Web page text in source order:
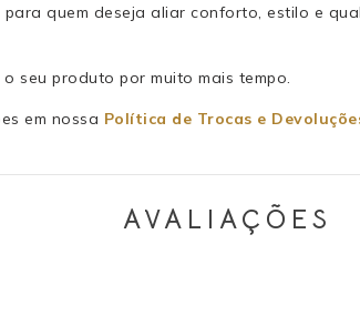
para quem deseja aliar conforto, estilo e
seu produto por muito mais tempo.
em nossa Política de Trocas e
AVALIAÇÕES